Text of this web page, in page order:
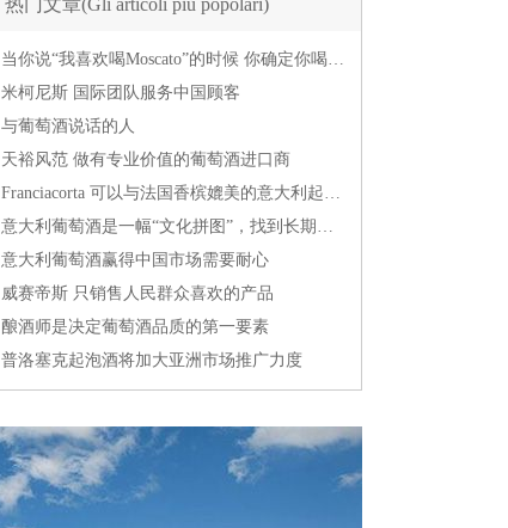
热门文章(Gli articoli più popolari)
当你说“我喜欢喝Moscato”的时候 你确定你喝的到底是什么吗？
米柯尼斯 国际团队服务中国顾客
与葡萄酒说话的人
天裕风范 做有专业价值的葡萄酒进口商
Franciacorta 可以与法国香槟媲美的意大利起泡酒
意大利葡萄酒是一幅“文化拼图”，找到长期合作伙伴最具挑战
意大利葡萄酒赢得中国市场需要耐心
威赛帝斯 只销售人民群众喜欢的产品
酿酒师是决定葡萄酒品质的第一要素
普洛塞克起泡酒将加大亚洲市场推广力度